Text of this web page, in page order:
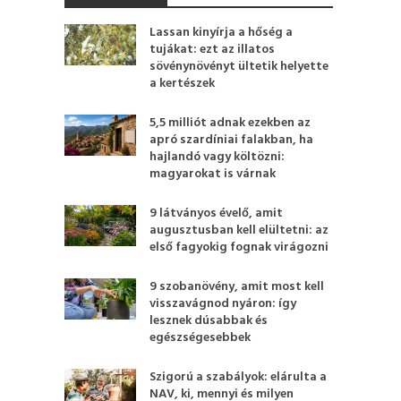
Lassan kinyírja a hőség a
tujákat: ezt az illatos
sövénynövényt ültetik helyette
a kertészek
5,5 milliót adnak ezekben az
apró szardíniai falakban, ha
hajlandó vagy költözni:
magyarokat is várnak
9 látványos évelő, amit
augusztusban kell elültetni: az
első fagyokig fognak virágozni
9 szobanövény, amit most kell
visszavágnod nyáron: így
lesznek dúsabbak és
egészségesebbek
Szigorú a szabályok: elárulta a
NAV, ki, mennyi és milyen